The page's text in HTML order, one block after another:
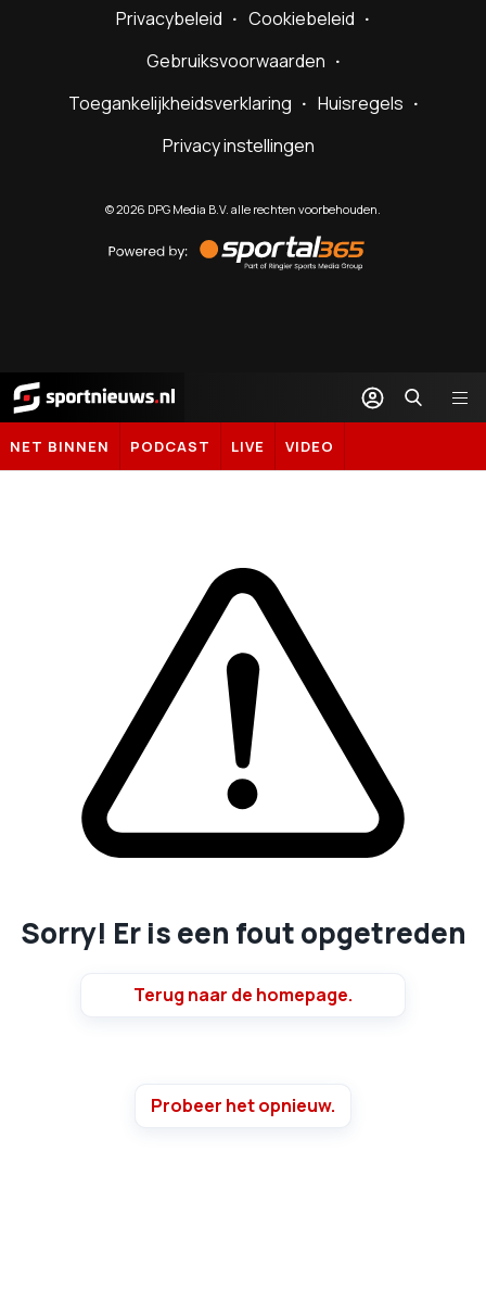
Privacybeleid
Cookiebeleid
Gebruiksvoorwaarden
Toegankelijkheidsverklaring
Huisregels
Privacy instellingen
©2026 DPG Media B.V. alle rechten voorbehouden.
by
Sportal365
Sportnieuws.nl
NET BINNEN PODCAST LIVE VIDEO
Sorry! Er is een fout opgetreden
Terug naar de homepage.
Probeer het opnieuw.